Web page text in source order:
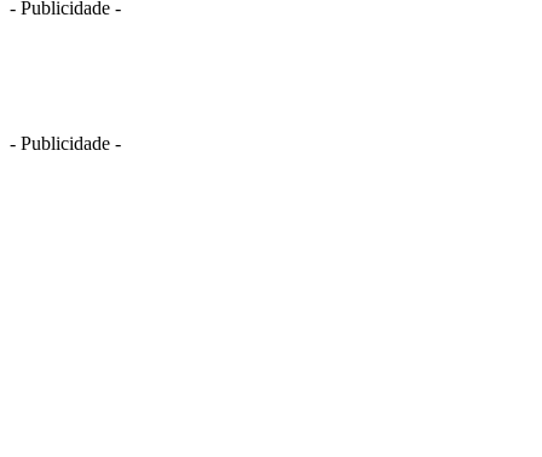
- Publicidade -
- Publicidade -